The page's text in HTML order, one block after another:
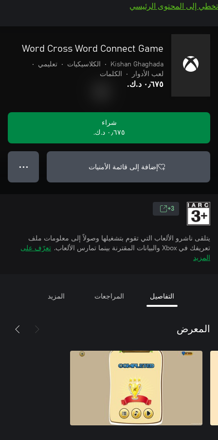
تخطي إلى المحتوى الرئيسي
Word Cross Word Connect Game
Kishan Ghaghada
• الكلاسيكيات • تعليمي
•
لعب الأدوار
• الكلمات
٠٫٦٧٥ د.ك.‏
شراء
٠٫٦٧٥ د.ك.‏
إضافة إلى قائمة الأمنيات ● ● ●
3+
يتلقى ناشرو الألعاب التي تقوم بتشغيلها وصولاً إلى معلومات ملف
تعريفك في Xbox والبيانات المقترنة بينما تمارس الألعاب.
تعرّف على
المزيد
التفاصيل المراجعات المزيد
المعرض